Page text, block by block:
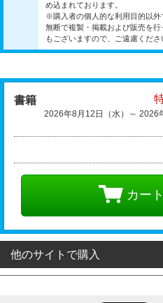
め込まれております。
※購入者の個人的な利用目的以外
無断で複製・掲載および販売を
もございますので、ご遠慮くださ
書籍
2026年8月12日（水）～ 2026
カー
他のサイトで購入